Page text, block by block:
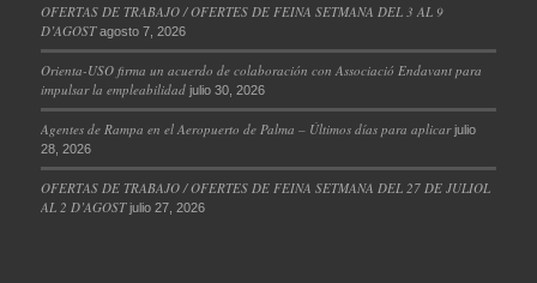
OFERTAS DE TRABAJO / OFERTES DE FEINA SETMANA DEL 3 AL 9
D’AGOST agosto 7, 2026
Orienta-USO firma un acuerdo de colaboración con Associació Endavant para
impulsar la empleabilidad julio 30, 2026
Agentes de Rampa en el Aeropuerto de Palma – Últimos días para aplicar julio
28, 2026
OFERTAS DE TRABAJO / OFERTES DE FEINA SETMANA DEL 27 DE JULIOL
AL 2 D’AGOST julio 27, 2026